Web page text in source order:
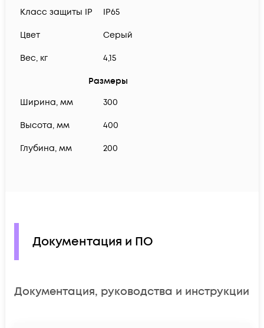
Класс защиты IP IP65
Цвет Серый
Вес, кг 4,15
Размеры
Ширина, мм
300
Высота, мм 400
Глубина, мм 200
Документация и ПО
Документация, руководства и инструкции